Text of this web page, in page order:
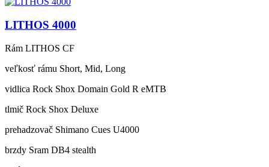
LITHOS 4000
Rám LITHOS CF
veľkosť rámu Short, Mid, Long
vidlica Rock Shox Domain Gold R eMTB
tlmič Rock Shox Deluxe
prehadzovač Shimano Cues U4000
brzdy Sram DB4 stealth